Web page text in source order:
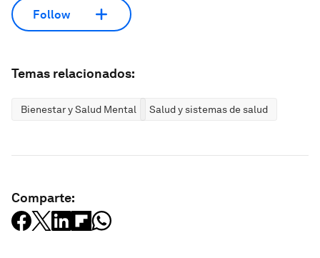
Follow
Temas relacionados:
Bienestar y Salud Mental Salud y sistemas de salud
Comparte: